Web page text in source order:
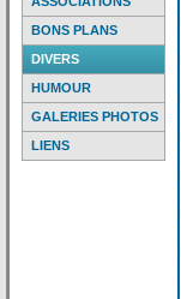
BONS PLANS
DIVERS
HUMOUR
GALERIES PHOTOS
LIENS